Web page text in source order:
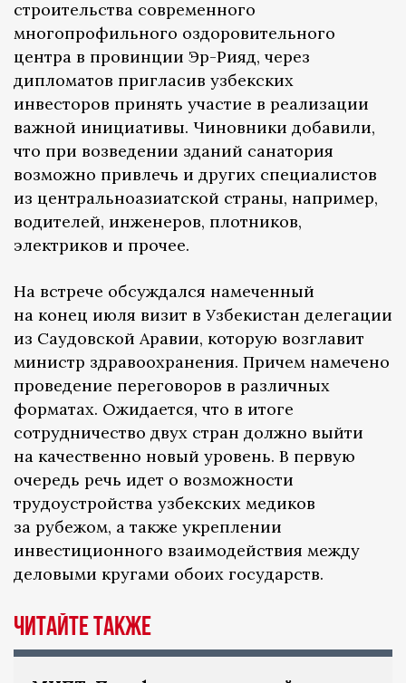
строительства современного
многопрофильного оздоровительного
центра в провинции Эр-Рияд, через
дипломатов пригласив узбекских
инвесторов принять участие в реализации
важной инициативы. Чиновники добавили,
что при возведении зданий санатория
возможно привлечь и других специалистов
из центральноазиатской страны, например,
водителей, инженеров, плотников,
электриков и прочее.
На встрече обсуждался намеченный
на конец июля визит в Узбекистан делегации
из Саудовской Аравии, которую возглавит
министр здравоохранения. Причем намечено
проведение переговоров в различных
форматах. Ожидается, что в итоге
сотрудничество двух стран должно выйти
на качественно новый уровень. В первую
очередь речь идет о возможности
трудоустройства узбекских медиков
за рубежом, а также укреплении
инвестиционного взаимодействия между
деловыми кругами обоих государств.
Читайте также